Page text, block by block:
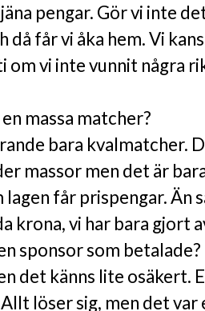
pengar. Gör vi inte
då får vi åka hem. Vi
om vi inte vunnit några
massa matcher?
bara kvalmatcher.
massor men det är
får prispengar. Än
krona, vi har bara gjort
sponsor som betalade?
det känns lite osäkert.
löser sig, men det var